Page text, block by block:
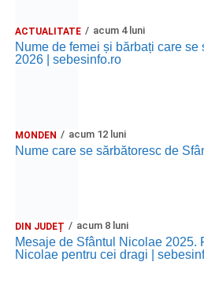
ACTUALITATE acum 4 luni
Nume de femei și bărbați care se
2026 | sebesinfo.ro
MONDEN acum 12 luni
Nume care se sărbătoresc de
DIN JUDEȚ acum 8 luni
Mesaje de Sfântul Nicolae 2025.
Nicolae pentru cei dragi |